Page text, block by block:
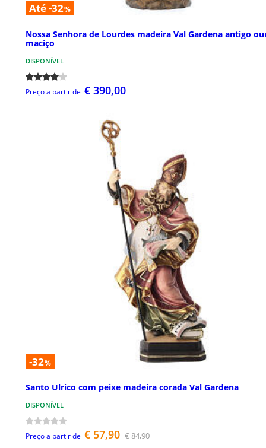
Até -32%
Nossa Senhora de Lourdes madeira Val Gardena antigo
maciço
DISPONÍVEL
Preço a partir de € 390,00
-32%
Santo Ulrico com peixe madeira corada Val Gardena
DISPONÍVEL
Preço a partir de € 57,90 € 84,90